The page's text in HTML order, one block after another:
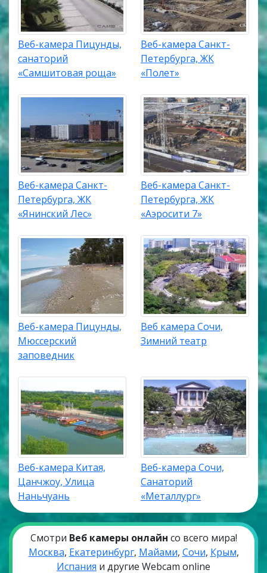
Веб-камера Пицунды,
санаторий
«Самшитовая роща»
Веб-камера Санкт-
Петербурга, ЖК
«Полет»
Веб-камера Санкт-
Петербурга, ЖК
«Янинский Лес»
Веб-камера Санкт-
Петербурга, ЖК
«Аэросити 7»
Веб-камера Пицунды,
Мюссерский
заповедник
Веб камера Сочи,
Зимний театр
Веб-камера Китая,
Цанчжоу, Улица
Наньчуань
Веб-камера Сочи,
Санаторий
«Металлург»
Смотри Веб камеры онлайн со всего мира!
Москва, Екатеринбург, Майами, Сочи, Крым,
Испания и другие Webcam online